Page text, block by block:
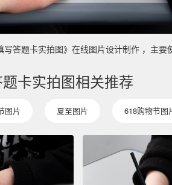
写答题卡实拍图》在线图片设计制作 ，主
卡实拍图相关推荐
图片 夏至图片 618购物节图